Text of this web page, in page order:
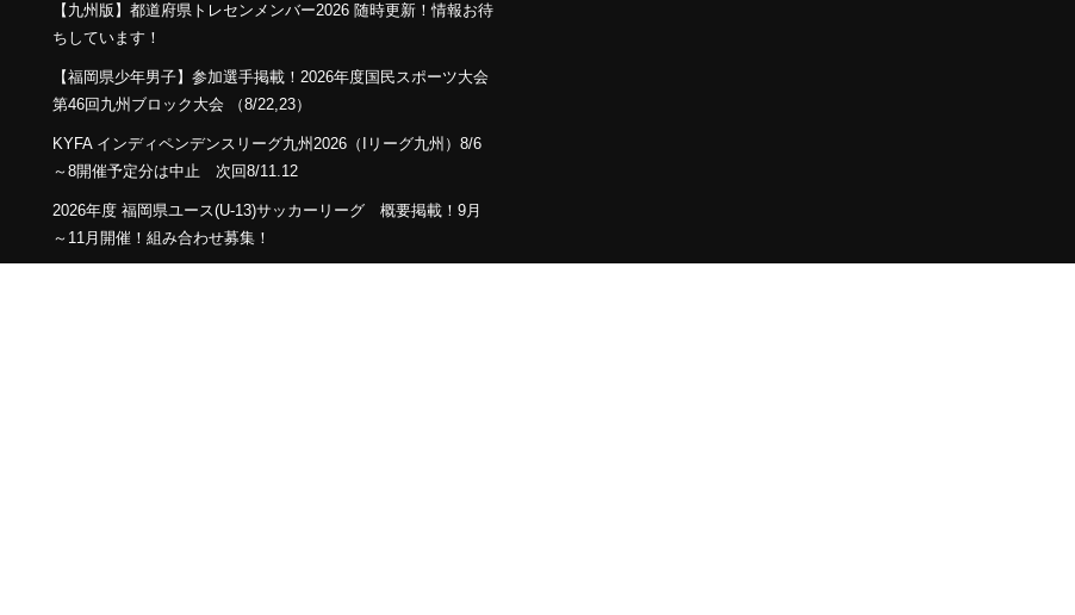
【九州版】都道府県トレセンメンバー2026 随時更新！情報お待
ちしています！
【福岡県少年男子】参加選手掲載！2026年度国民スポーツ大会
第46回九州ブロック大会 （8/22,23）
KYFA インディペンデンスリーグ九州2026（Iリーグ九州）8/6
～8開催予定分は中止 次回8/11.12
2026年度 福岡県ユース(U-13)サッカーリーグ 概要掲載！9月
～11月開催！組み合わせ募集！